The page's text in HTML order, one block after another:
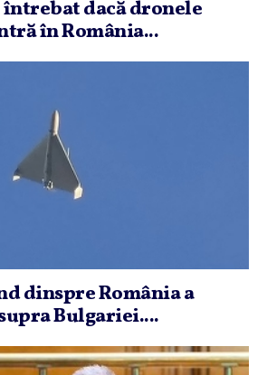
dacă dronele
în România...
dinspre România a
Bulgariei....